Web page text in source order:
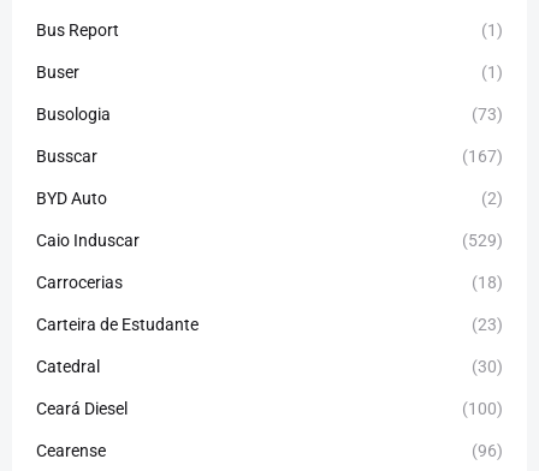
Bus Report (1)
Buser (1)
Busologia (73)
Busscar (167)
BYD Auto (2)
Caio Induscar (529)
Carrocerias (18)
Carteira de Estudante (23)
Catedral (30)
Ceará Diesel (100)
Cearense (96)